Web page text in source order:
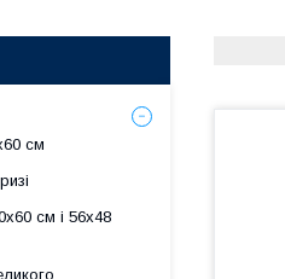
см
см і 56х48